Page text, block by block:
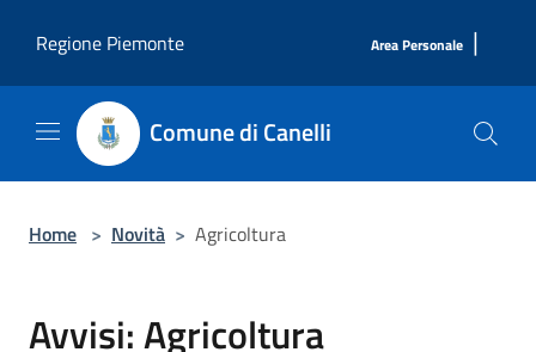
Regione Piemonte
Area Personale |
Comune di Canelli
Home > Novità > Agricoltura
Avvisi: Agricoltura